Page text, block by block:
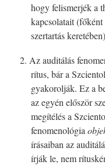
hogy felismerjék a
kapcsolatait (főként
szertartás
2. Az auditálás
rítus, bár a
gyakorolják. Ez a
az egyén először
megítélés a
fenomenológia
írásaiban az
írják le, nem